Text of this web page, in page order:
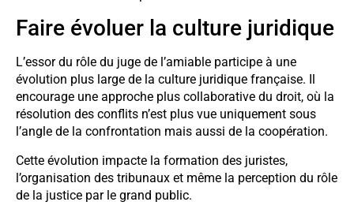
Faire évoluer la culture juridique
L’essor du rôle du juge de l’amiable participe à une
évolution plus large de la culture juridique française. Il
encourage une approche plus collaborative du droit, où la
résolution des conflits n’est plus vue uniquement sous
l’angle de la confrontation mais aussi de la coopération.
Cette évolution impacte la formation des juristes,
l’organisation des tribunaux et même la perception du rôle
de la justice par le grand public.